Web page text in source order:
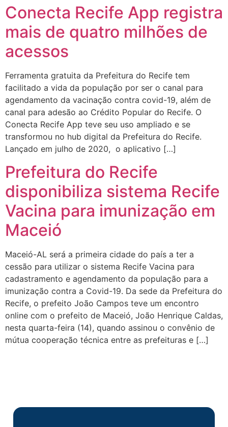
Conecta Recife App registra
mais de quatro milhões de
acessos
Ferramenta gratuita da Prefeitura do Recife tem
facilitado a vida da população por ser o canal para
agendamento da vacinação contra covid-19, além de
canal para adesão ao Crédito Popular do Recife. O
Conecta Recife App teve seu uso ampliado e se
transformou no hub digital da Prefeitura do Recife.
Lançado em julho de 2020, o aplicativo […]
Prefeitura do Recife
disponibiliza sistema Recife
Vacina para imunização em
Maceió
Maceió-AL será a primeira cidade do país a ter a
cessão para utilizar o sistema Recife Vacina para
cadastramento e agendamento da população para a
imunização contra a Covid-19. Da sede da Prefeitura do
Recife, o prefeito João Campos teve um encontro
online com o prefeito de Maceió, João Henrique Caldas,
nesta quarta-feira (14), quando assinou o convênio de
mútua cooperação técnica entre as prefeituras e […]